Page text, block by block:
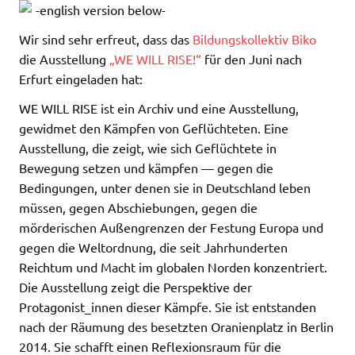
-english version below-
Wir sind sehr erfreut, dass das Bildungskollektiv Biko
die Ausstellung „WE WILL RISE!“ für den Juni nach
Erfurt eingeladen hat:
WE WILL RISE ist ein Archiv und eine Ausstellung,
gewidmet den Kämpfen von Geflüchteten. Eine
Ausstellung, die zeigt, wie sich Geflüchtete in
Bewegung setzen und kämpfen — gegen die
Bedingungen, unter denen sie in Deutschland leben
müssen, gegen Abschiebungen, gegen die
mörderischen Außengrenzen der Festung Europa und
gegen die Weltordnung, die seit Jahrhunderten
Reichtum und Macht im globalen Norden konzentriert.
Die Ausstellung zeigt die Perspektive der
Protagonist_innen dieser Kämpfe. Sie ist entstanden
nach der Räumung des besetzten Oranienplatz in Berlin
2014. Sie schafft einen Reflexionsraum für die